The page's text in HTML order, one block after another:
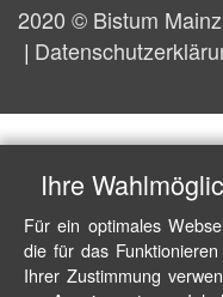
2020 © Bistum Mainz
Ihre
Für ein optimales
die für das
Ihrer Zustimmung